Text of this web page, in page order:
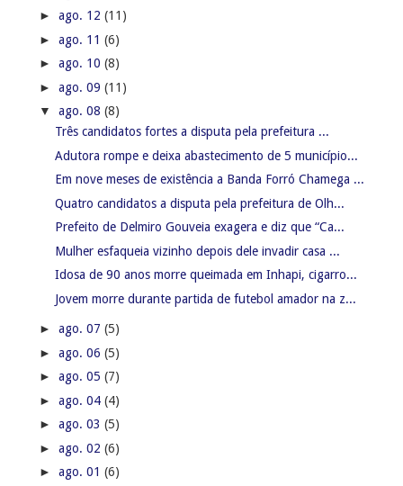
► ago. 12 (11)
► ago. 11 (6)
► ago. 10 (8)
► ago. 09 (11)
▼ ago. 08 (8)
Três candidatos fortes a disputa pela prefeitura ...
Adutora rompe e deixa abastecimento de 5 município...
Em nove meses de existência a Banda Forró Chamega ...
Quatro candidatos a disputa pela prefeitura de Olh...
Prefeito de Delmiro Gouveia exagera e diz que “Ca...
Mulher esfaqueia vizinho depois dele invadir casa ...
Idosa de 90 anos morre queimada em Inhapi, cigarro...
Jovem morre durante partida de futebol amador na z...
► ago. 07 (5)
► ago. 06 (5)
► ago. 05 (7)
► ago. 04 (4)
► ago. 03 (5)
► ago. 02 (6)
► ago. 01 (6)